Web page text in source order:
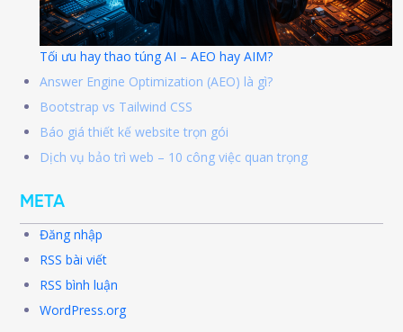
Tối ưu hay thao túng AI – AEO hay AIM?
Answer Engine Optimization (AEO) là gì?
Bootstrap vs Tailwind CSS
Báo giá thiết kế website trọn gói
Dịch vụ bảo trì web – 10 công việc quan trọng
META
Đăng nhập
RSS bài viết
RSS bình luận
WordPress.org